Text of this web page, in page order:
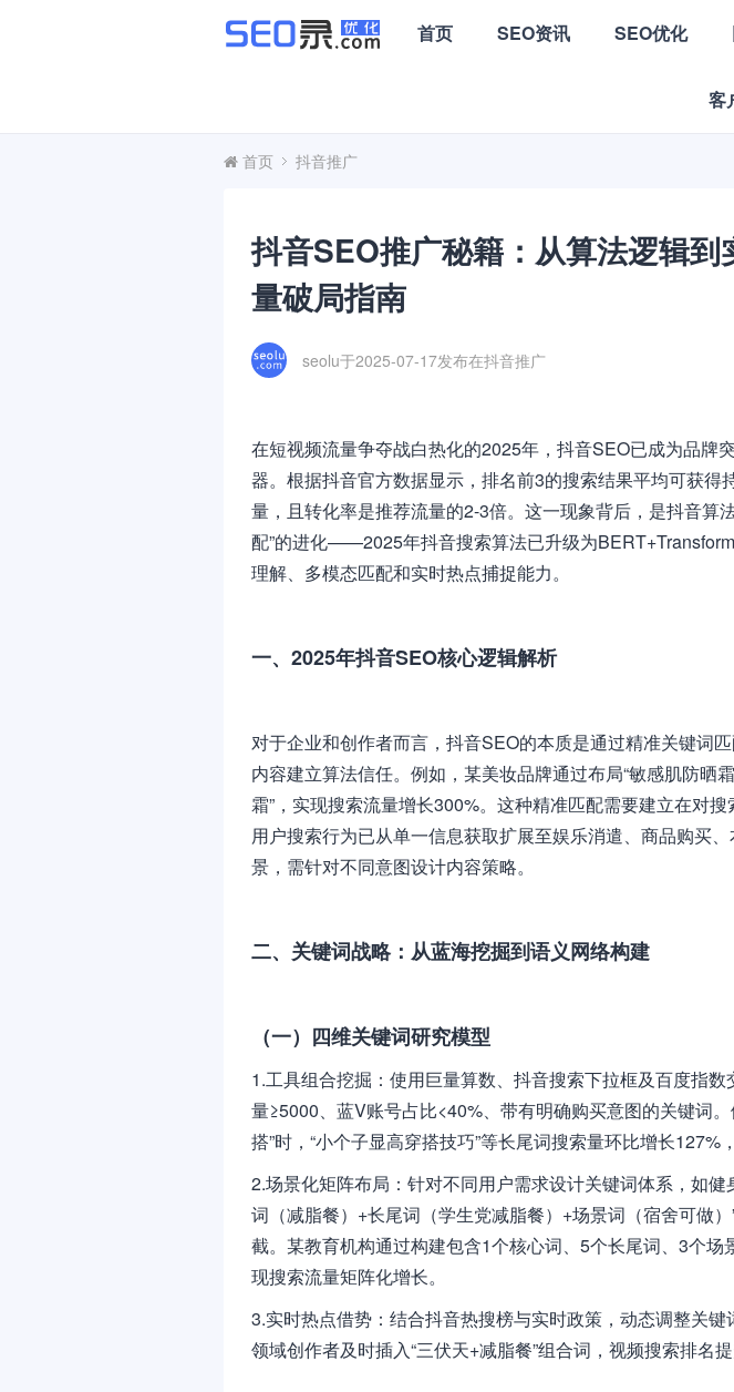
首页 SEO资讯 SEO优化
客
首页 抖音推广
抖音SEO推广秘籍：从算法逻辑到
量破局指南
seolu于2025-07-17发布在抖音推广
在短视频流量争夺战白热化的2025年，抖音SEO已成为品牌
器。根据抖音官方数据显示，排名前3的搜索结果平均可获得
量，且转化率是推荐流量的2-3倍。这一现象背后，是抖音算
配”的进化——2025年抖音搜索算法已升级为
理解、多模态匹配和实时热点捕捉能力。
一、2025年抖音SEO核心逻辑解析
对于企业和创作者而言，抖音SEO的本质是通过精准关键词
内容建立算法信任。例如，某美妆品牌通过布局“敏感肌防晒
霜”，实现搜索流量增长300%。这种精准匹配需要建立在对搜
用户搜索行为已从单一信息获取扩展至娱乐消遣、商品购买
景，需针对不同意图设计内容策略。
二、关键词战略：从蓝海挖掘到语义网络构建
（一）四维关键词研究模型
1.工具组合挖掘：使用巨量算数、抖音搜索下拉框及百度指
量≥5000、蓝V账号占比<40%、带有明确购买意图的关键词。
搭”时，“小个子显高穿搭技巧”等长尾词搜索量环比增长127%
2.场景化矩阵布局：针对不同用户需求设计关键词体系，如健
词（减脂餐）+长尾词（学生党减脂餐）+场景词（宿舍可做
截。某教育机构通过构建包含1个核心词、5个长尾词、3个场
现搜索流量矩阵化增长。
3.实时热点借势：结合抖音热搜榜与实时政策，动态调整关
领域创作者及时插入“三伏天+减脂餐”组合词，视频搜索排名提